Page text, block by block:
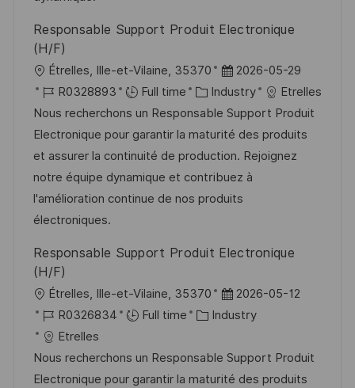
Responsable Support Produit Electronique
(H/F)
L
o
c
a
t
i
o
n
Étrelles, Ille-et-Vilaine, 35370
P
o
s
t
e
d
D
e
2026-05-29
J
o
b
I
d
R0328893 Full time
C
a
t
e
g
o
Industry
Etrelles
Nous recherchons un Responsable Support Produit
Electronique pour garantir la maturité des produits
et assurer la continuité de production. Rejoignez
notre équipe dynamique et contribuez à
l'amélioration continue de nos produits
électroniques.
Responsable Support Produit Electronique
(H/F)
L
o
c
a
t
Étrelles, Ille-et-Vilaine, 35370
P
o
t
e
2026-05-12
J
o
b
I
R0326834 Full time
C
t
e
Industry
Etrelles
Nous recherchons un Responsable Support Produit
Electronique pour garantir la maturité des produits